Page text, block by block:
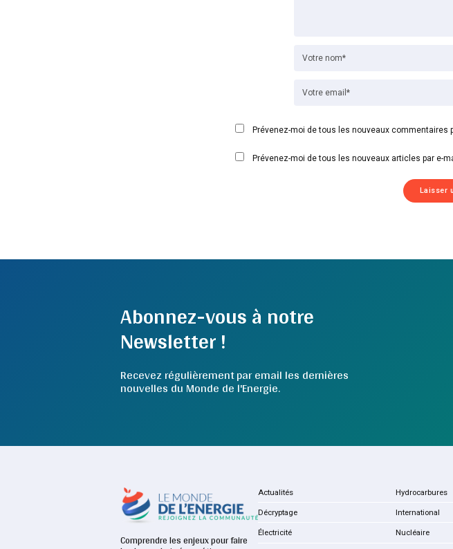
Prévenez-moi de tous les nouveaux commentaires
Prévenez-moi de tous les nouveaux articles par e-
Abonnez-vous à notre
Newsletter !
Recevez régulièrement par email les dernières
nouvelles du Monde de l'Energie.
Comprendre les enjeux pour faire
Actualités
Décryptage
Électricité
Hydrocarbures
International
Nucléaire